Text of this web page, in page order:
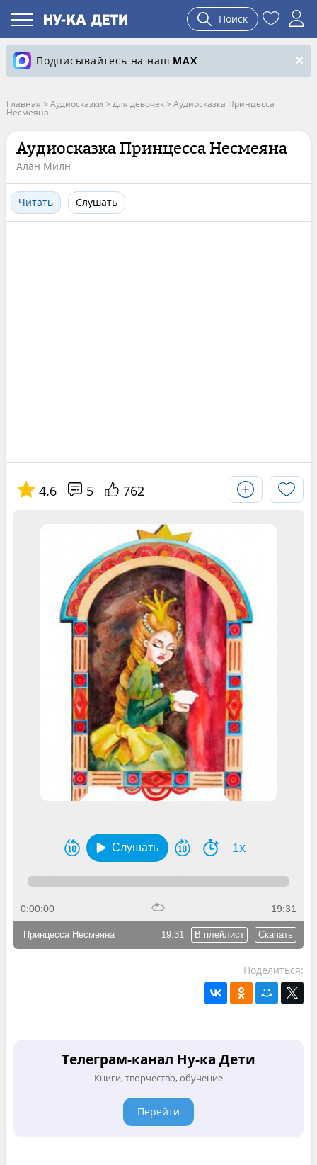
Поиск
Подписывайтесь на наш MAX
Главная > Аудиосказки > Для девочек> Аудиосказка Принцесса
Несмеяна
Аудиосказка Принцесса Несмеяна
Алан Милн
Читать Слушать
4.6 5 762
Слушать 1x
0:00:00 19:31
19:31 В плейлист Скачать
Принцесса Несмеяна
Поделиться:
Телеграм-канал Ну-ка Дети
Книги, творчество, обучение
Перейти